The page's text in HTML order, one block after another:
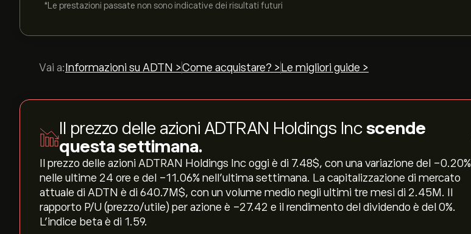
*Le prestazioni passate non sono indicative dei risultati futuri
Vai a: Informazioni su ADTN >Come acquistare? > Le migliori guide >
Il prezzo delle azioni ADTRAN Holdings Incscende
questa settimana.
Il prezzo delle azioni ADTRAN Holdings Inc oggi è di 7.48‎$‎, con una variazione del ‎-0.20‎%
nelle ultime 24 ore e del ‎-11.06‎% nell'ultima settimana. La capitalizzazione di mercato
attuale di ADTN è di 640.7M‎$‎, con un volume medio negli ultimi tre mesi di 2.45M. Il
rapporto P/U (prezzo/utile) per azione è -27.42 e il rendimento del dividendo è del 0%.
L'indice beta è di 1.59.